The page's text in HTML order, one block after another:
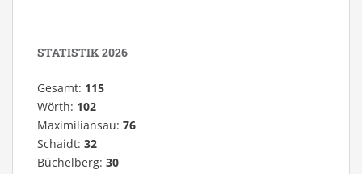
STATISTIK 2026
Gesamt: 115
Wörth: 102
Maximiliansau: 76
Schaidt: 32
Büchelberg: 30